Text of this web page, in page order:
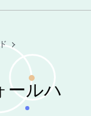
ールハ